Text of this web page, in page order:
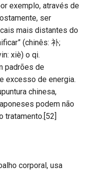
exemplo, através de
ser
mais distantes do
(chinês: 补;
xiè) o qi.
padrões de
excesso de energia.
chinesa,
podem não
tratamento.[52]
corporal, usa